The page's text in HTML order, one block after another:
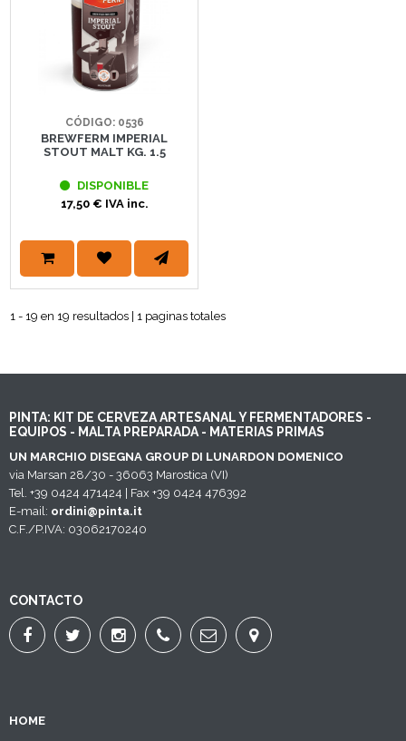
CÓDIGO: 0536
BREWFERM IMPERIAL
STOUT MALT KG. 1.5
DISPONIBLE
17,50 € IVA inc.
1 - 19 en 19 resultados | 1 paginas totales
PINTA: KIT DE CERVEZA ARTESANAL Y FERMENTADORES -
EQUIPOS - MALTA PREPARADA - MATERIAS PRIMAS
UN MARCHIO DISEGNA GROUP DI LUNARDON DOMENICO
via Marsan 28/30 - 36063 Marostica (VI)
Tel. +39 0424 471424 | Fax +39 0424 476392
E-mail: ordini@pinta.it
C.F./P.IVA: 03062170240
CONTACTO
HOME